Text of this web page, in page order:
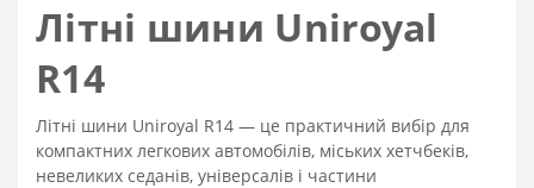
Літні шини Uniroyal
R14
Літні шини Uniroyal R14 — це практичний вибір для
компактних легкових автомобілів, міських хетчбеків,
невеликих седанів, універсалів і частини